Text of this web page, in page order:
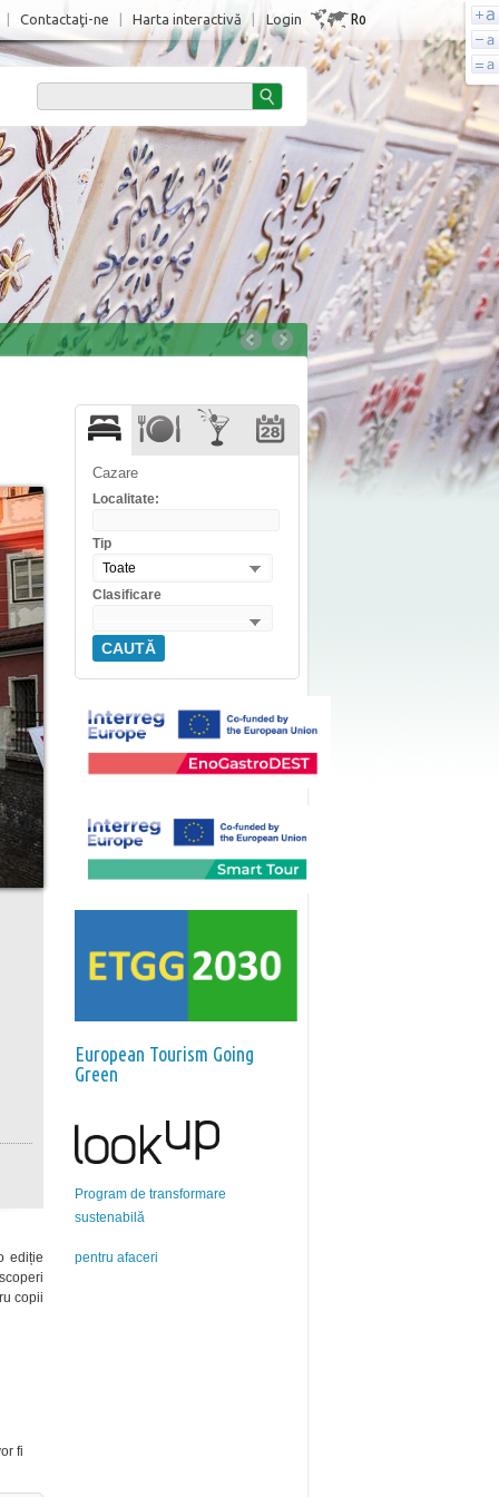
Login Ro
Contactaţi-ne Harta interactivă
ediție
copii
fi
Cazare
Localitate:
Tip
Toate
Clasificare
CAUTĂ
European Tourism Going
Green
Program de transformare
sustenabilă
pentru afaceri